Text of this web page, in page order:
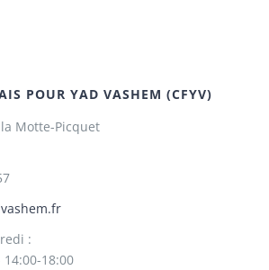
POUR YAD VASHEM (CFYV)
Motte-Picquet
:
18:00